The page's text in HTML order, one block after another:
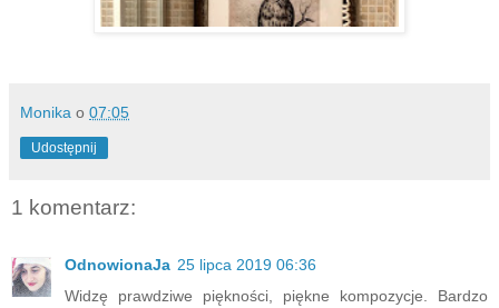
Monika o 07:05
Udostępnij
1 komentarz:
OdnowionaJa 25 lipca 2019 06:36
Widzę prawdziwe piękności, piękne kompozycje. Bardzo